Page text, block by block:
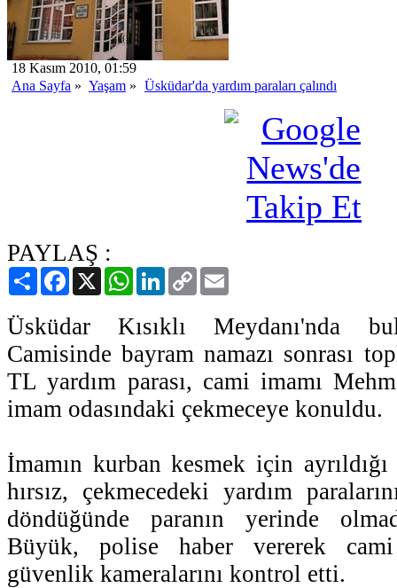
18 Kasım 2010, 01:59
Ana Sayfa » Yaşam » Üsküdar'da yardım paraları çalındı
PAYLAŞ :
PaylaşFacebook
X WhatsAppLinkedIn
Copy
Link
Üsküdar Kısıklı Meydanı'nda
Camisinde bayram namazı sonrası
TL yardım parası, cami imamı
imam odasındaki çekmeceye konuldu.
İmamın kurban kesmek için
hırsız, çekmecedeki yardım
döndüğünde paranın yerinde
Büyük, polise haber vererek
güvenlik kameralarını kontrol etti.